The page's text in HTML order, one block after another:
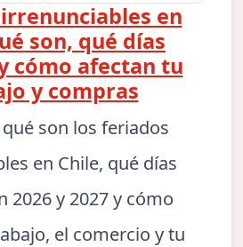
en
son, qué días
cómo afectan tu
y compras
son los feriados
en Chile, qué días
2026 y 2027 y cómo
el comercio y tu